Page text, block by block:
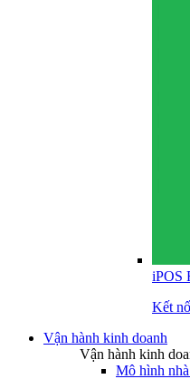
iPOS
Kết
Vận hành kinh doanh
Vận hành kinh
Mô hình